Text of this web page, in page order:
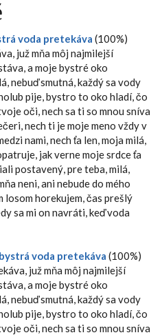
voda pretekáva (100%)
juž mňa môj najmilejší
a moje bystré oko
nebuď smutná, každý sa vody
pije, bystro to oko hladí, čo
oči, nech sa ti so mnou sníva
nech ti je moje meno vždy v
nami, nech ťa len, moja milá,
jak verne moje srdce ťa
postavený, pre teba, milá,
neni, ani nebude do mého
losom horekujem, čas prešlý
sa mi on navráti, keď voda
voda pretekáva (100%)
juž mňa môj najmilejší
a moje bystré oko
nebuď smutná, každý sa vody
pije, bystro to oko hladí, čo
oči, nech sa ti so mnou sníva